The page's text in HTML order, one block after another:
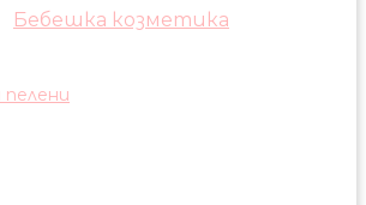
Бебешка козметика